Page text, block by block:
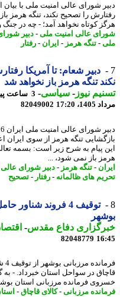
شورای عالی امنیت ملی با بیان اینکه
را تصحیح نکند، تنگه هرمز باز
کوتاه نخواهد آمد؛ - چه در جنگ و
عالی امنیت ملی -دبیر شورای
-تنگه هرمز- ایران - رفتار
دبیر شعام: تا آمریکا رفتارش
تنگه هرمز باز نخواهد شد
نیوز-سیاسی-
17:20
82049002
دبیر شورای
تنگه هرمز از سوی ایران اعلام
پیام به شرح زیر است: بسمه تعالی تا
باز نمی شود، ...
- تنگه هرمز- دبیر شورای عالی
های ظالمانه-رفتار -تصحیح
توقیف 4 فروند شناور
دفاع مقدس-اقتصادی
82048779
در سواحل استان خبرداد. - به
فرمانده مرزبانی استان بوشهر
مرزبانی -کالای قاچاق-استان-